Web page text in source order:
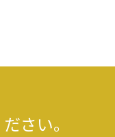
さい。